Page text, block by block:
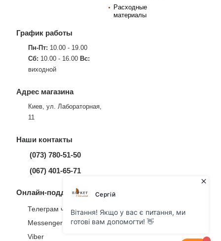
Расходные
материалы
График работы
Пн-Пт: 10.00 - 19.00
Сб: 10.00 - 16.00 Вс:
виходной
Адрес магазина
Киев, ул. Лабораторная,
11
Наши контакты
(073) 780-51-50
(067) 401-65-71
Онлайн-поддержка
Телеграм чат
Messenger
Viber